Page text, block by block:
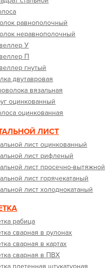
равнополочный
неравнополочный
У
П
гнутый
двутавровая
вязальная
оцинкованный
оцинкованная
ЛИСТ
лист оцинкованный
лист рифленый
лист просечно-вытяжной
лист горячекатаный
лист холоднокатаный
рабица
сварная в рулонах
сварная в картах
сварная в ПВХ
плетенная штукатурная